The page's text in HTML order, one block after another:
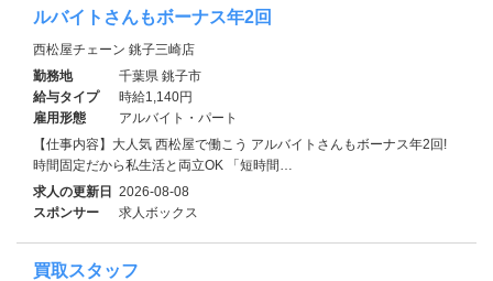
ルバイトさんもボーナス年2回
西松屋チェーン 銚子三崎店
勤務地
千葉県 銚子市
給与タイプ
時給1,140円
雇用形態
アルバイト・パート
【仕事内容】大人気 西松屋で働こう アルバイトさんもボーナス年2回!
時間固定だから私生活と両立OK 「短時間…
求人の更新日 2026-08-08
スポンサー
求人ボックス
買取スタッフ